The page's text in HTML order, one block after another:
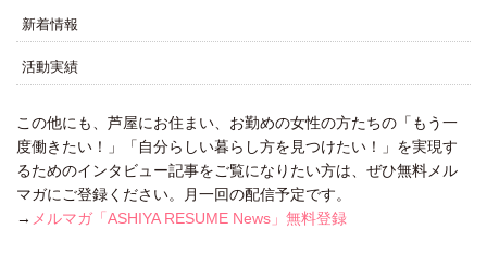
新着情報
活動実績
この他にも、芦屋にお住まい、お勤めの女性の方たちの「もう一
度働きたい！」「自分らしい暮らし方を見つけたい！」を実現す
るためのインタビュー記事をご覧になりたい方は、ぜひ無料メル
マガにご登録ください。月一回の配信予定です。
→ メルマガ「ASHIYA RESUME News」無料登録